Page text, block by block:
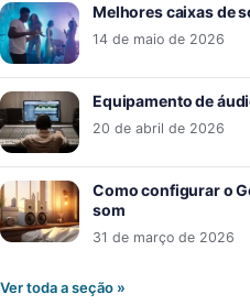
Melhores caixas de
14 de maio de 2026
Equipamento de
20 de abril de 2026
Como configurar o
som
31 de março de 2026
Ver toda a seção »